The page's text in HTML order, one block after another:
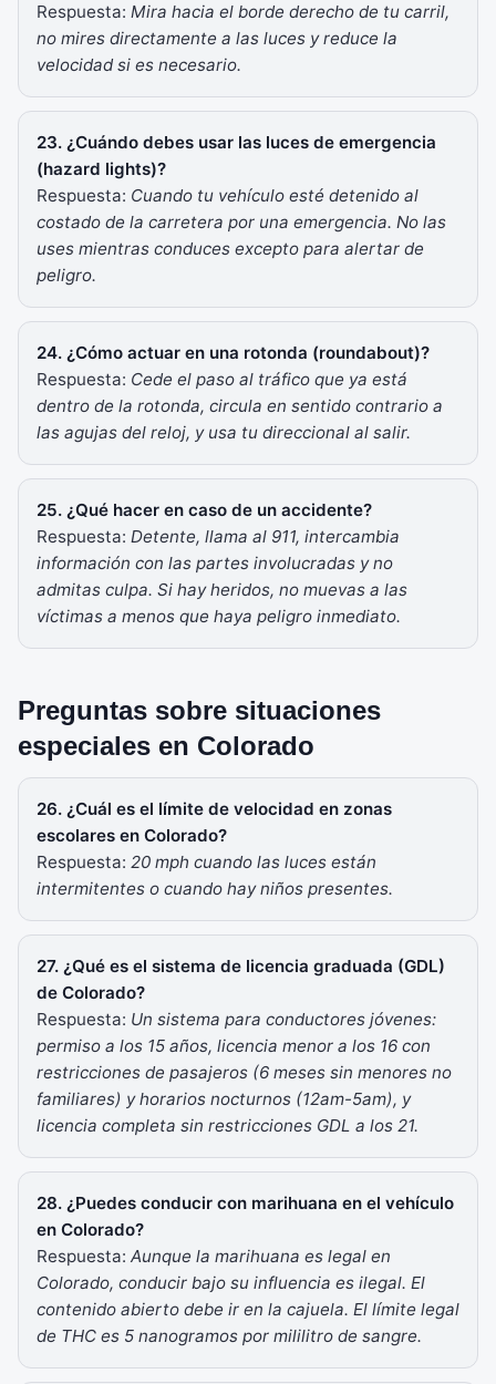
Respuesta: Mira hacia el borde derecho de tu carril,
no mires directamente a las luces y reduce la
velocidad si es necesario.
23. ¿Cuándo debes usar las luces de emergencia
(hazard lights)?
Respuesta: Cuando tu vehículo esté detenido al
costado de la carretera por una emergencia. No las
uses mientras conduces excepto para alertar de
peligro.
24. ¿Cómo actuar en una rotonda (roundabout)?
Respuesta: Cede el paso al tráfico que ya está
dentro de la rotonda, circula en sentido contrario a
las agujas del reloj, y usa tu direccional al salir.
25. ¿Qué hacer en caso de un accidente?
Respuesta: Detente, llama al 911, intercambia
información con las partes involucradas y no
admitas culpa. Si hay heridos, no muevas a las
víctimas a menos que haya peligro inmediato.
Preguntas sobre situaciones
especiales en Colorado
26. ¿Cuál es el límite de velocidad en zonas
escolares en Colorado?
Respuesta: 20 mph cuando las luces están
intermitentes o cuando hay niños presentes.
27. ¿Qué es el sistema de licencia graduada (GDL)
de Colorado?
Respuesta: Un sistema para conductores jóvenes:
permiso a los 15 años, licencia menor a los 16 con
restricciones de pasajeros (6 meses sin menores no
familiares) y horarios nocturnos (12am-5am), y
licencia completa sin restricciones GDL a los 21.
28. ¿Puedes conducir con marihuana en el vehículo
en Colorado?
Respuesta: Aunque la marihuana es legal en
Colorado, conducir bajo su influencia es ilegal. El
contenido abierto debe ir en la cajuela. El límite legal
de THC es 5 nanogramos por mililitro de sangre.